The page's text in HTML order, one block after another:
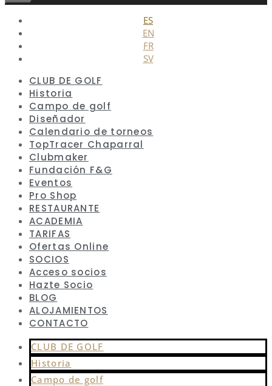
Cerrar
ES
EN
FR
SV
CLUB DE GOLF
Historia
Campo de golf
Diseñador
Calendario de torneos
TopTracer Chaparral
Clubmaker
Fundación F&G
Eventos
Pro Shop
RESTAURANTE
ACADEMIA
TARIFAS
Ofertas Online
SOCIOS
Acceso socios
Hazte Socio
BLOG
ALOJAMIENTOS
CONTACTO
CLUB DE GOLF
Historia
Campo de golf